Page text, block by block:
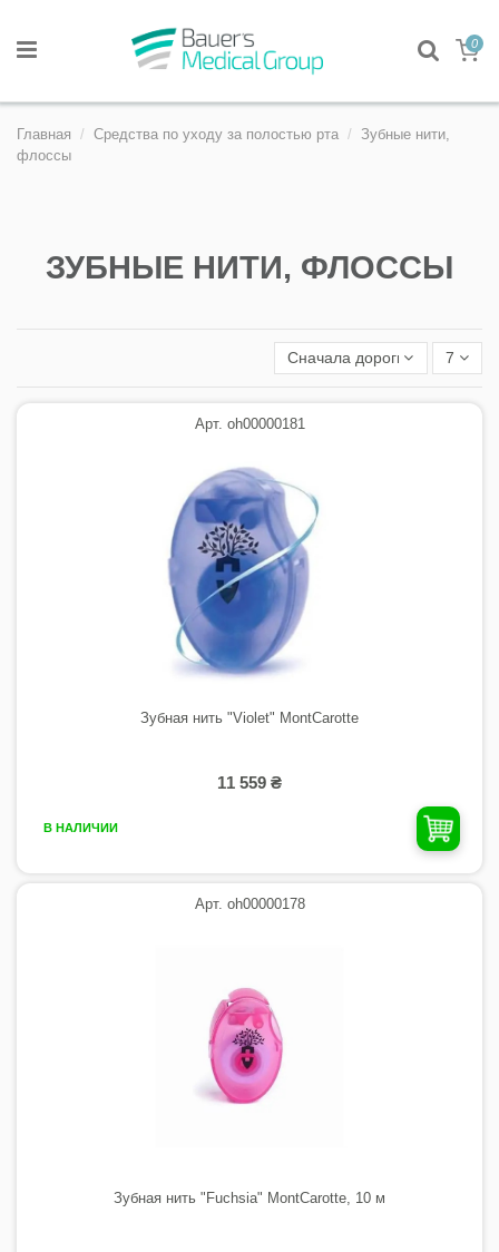
0
Главная Средства по уходу за полостью рта
Зубные нити,
флоссы
ЗУБНЫЕ НИТИ, ФЛОССЫ
Сначала дорогие 7
Арт. oh00000181
Зубная нить "Violet" MontCarotte
11 559 ₴
В НАЛИЧИИ
Арт. oh00000178
Зубная нить "Fuchsia" MontCarotte, 10 м